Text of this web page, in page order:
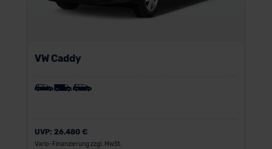
VW Caddy
UVP: 26.480 €
Vario-Finanzierung zzgl. MwSt.